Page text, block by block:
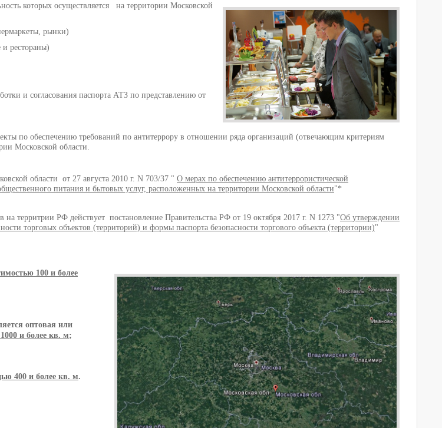
которых осуществляется на территории Московской
рынки)
рестораны)
и согласования паспорта АТЗ по представлению от
по обеспечению требований по антитеррору в отношении ряда организаций (отвечающим критериям
Московской области.
области от 27 августа 2010 г. N 703/37 " О мерах по обеспечению антитеррористической
питания и бытовых услуг, расположенных на территории Московской области"*
территрии РФ действует постановление Правительства РФ от 19 октября 2017 г. N 1273 "Об утверждении
торговых объектов (территорий) и формы паспорта безопасности торгового объекта (территории)"
100 и более
оптовая или
и более кв. м;
400 и более кв. м.